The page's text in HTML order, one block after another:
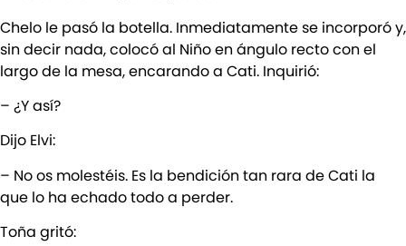
Chelo le pasó la botella. Inmediatamente se incorporó y,
sin decir nada, colocó al Niño en ángulo recto con el
largo de la mesa, encarando a Cati. Inquirió:
– ¿Y así?
Dijo Elvi:
– No os molestéis. Es la bendición tan rara de Cati la
que lo ha echado todo a perder.
Toña gritó: